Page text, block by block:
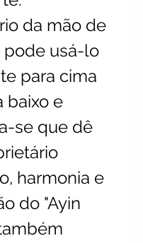
da mão de
pode usá-lo
para cima
baixo e
se que dê
harmonia e
do "Ayin